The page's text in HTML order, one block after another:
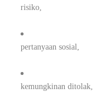
risiko,
pertanyaan sosial,
kemungkinan ditolak,